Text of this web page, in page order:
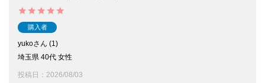
購入者
yuko
1
埼玉県 40代 女性
投稿日 2026/08/03